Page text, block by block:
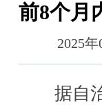
前8个月
2025
据自治